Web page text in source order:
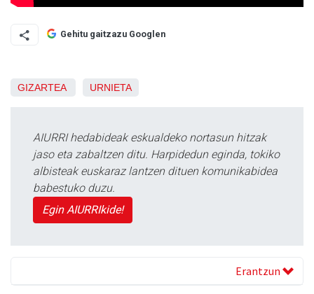
Gehitu gaitzazu Googlen
GIZARTEA URNIETA
AIURRI hedabideak eskualdeko nortasun hitzak
jaso eta zabaltzen ditu. Harpidedun eginda, tokiko
albisteak euskaraz lantzen dituen komunikabidea
babestuko duzu.
Egin AIURRIkide!
Erantzun